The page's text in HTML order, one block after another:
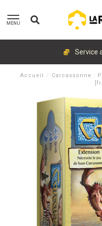
MENU
Service
Accueil /
Carcassonne :